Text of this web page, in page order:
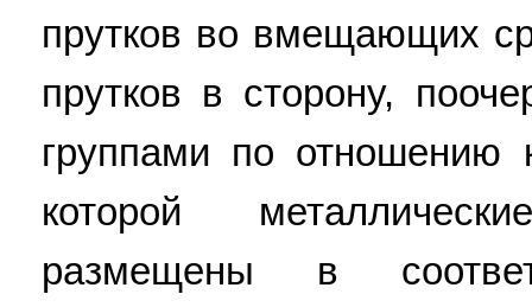
прутков во вмещающих
прутков в сторону,
группами по отношению
которой
размещены в